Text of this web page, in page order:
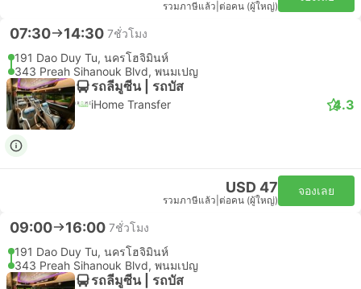
รวมภาษีแล้ว ต่อคน (ผู้ใหญ่)
07:30 14:30 7ชั่วโมง
191 Dao Duy Tu, นครโฮจิมินห์
343 Preah Sihanouk Blvd, พนมเปญ
รถลีมูซีน | รถบัส
iHome Transfer 4.3
USD 47
รวมภาษีแล้ว ต่อคน (ผู้ใหญ่)
จองเลย
09:00 16:00 7ชั่วโมง
191 Dao Duy Tu, นครโฮจิมินห์
343 Preah Sihanouk Blvd, พนมเปญ
รถลีมูซีน | รถบัส